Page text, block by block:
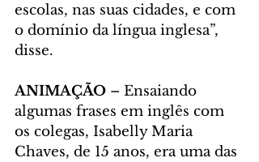
escolas, nas suas cidades, e com
o domínio da língua inglesa”,
disse.
ANIMAÇÃO – Ensaiando
algumas frases em inglês com
os colegas, Isabelly Maria
Chaves, de 15 anos, era uma das